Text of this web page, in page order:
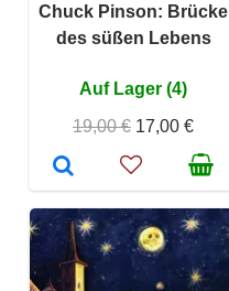
Chuck Pinson: Brücke
des süßen Lebens
Auf Lager (4)
19,00 € 17,00 €